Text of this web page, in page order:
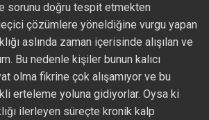
sorunu doğru tespit etmekten
çözümlere yöneldiğine vurgu yapan
aslında zaman içerisinde alışılan ve
Bu nedenle kişiler bunun kalıcı
olma fikrine çok alışamıyor ve bu
erteleme yoluna gidiyorlar. Oysa ki
ilerleyen süreçte kronik kalp